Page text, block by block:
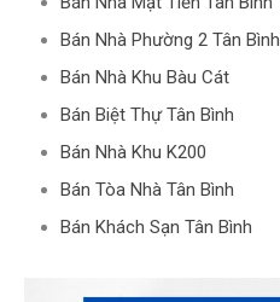
Bán Nhà Phường 2 Tân Bình
Bán Nhà Khu Bàu Cát
Bán Biệt Thự Tân Bình
Bán Nhà Khu K200
Bán Tòa Nhà Tân Bình
Bán Khách Sạn Tân Bình